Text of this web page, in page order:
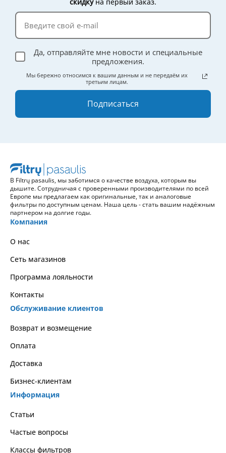
Да, отправляйте мне новости и специальные
предложения.
Мы бережно относимся к вашим данным и не передаём их
третьим лицам.
Подписаться
В Filtrų pasaulis, мы заботимся о качестве воздуха, которым вы
дышите. Сотрудничая с проверенными производителями по всей
Европе мы предлагаем как оригинальные, так и аналоговые
фильтры по доступным ценам. Наша цель - стать вашим надёжным
партнером на долгие годы.
Компания
О нас
Сеть магазинов
Программа лояльности
Контакты
Обслуживание клиентов
Возврат и возмещение
Оплата
Доставка
Бизнес-клиентам
Информация
Статьи
Частые вопросы
Классы фильтров